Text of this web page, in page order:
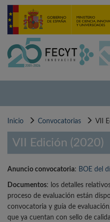
Pasar
contenido
Inicio Convocatorias VII
VII Edición (2020)
Anuncio convocatoria: BOE del
Documentos: los detalles
proceso de evaluación están
convocatoria y guía de
que ya cuentan con sello de